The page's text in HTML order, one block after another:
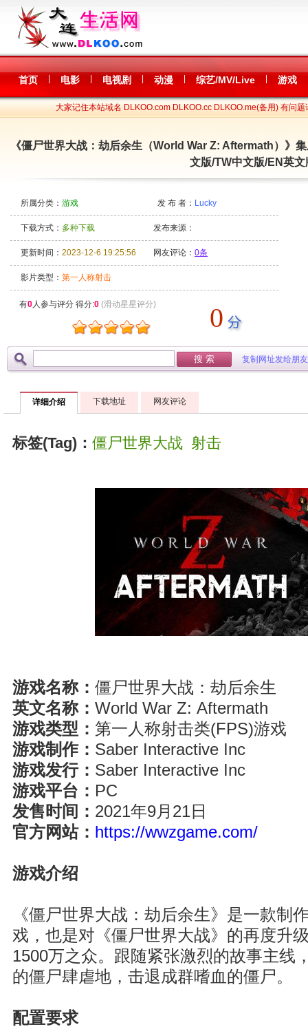
首页 电影 电视剧 动漫 综艺/MV/Live 游戏
大家记住本站域名 DLKOO.com DLKOO.cc DLKOO.me(备用) 有问题
《僵尸世界大战：劫后余生（World War Z: Aftermath）》
文版/TW中文版/EN英文
所属分类： 游戏 发 布 者： Lucky
下载方式： 多种下载 发布来源：
更新时间： 2023-12-6 19:25:56 网友评论： 0条
影片类型： 第一人称射击
有0人参与评分 得分:0 (滑动星星评分) 0
复制网址发给朋友
详细介绍 下载地址 网友评论
标签(Tag)： 僵尸世界大战 射击
游戏名称： 僵尸世界大战：劫后余生
英文名称： World War Z: Aftermath
游戏类型： 第一人称射击类(FPS)游戏
游戏制作： Saber Interactive Inc
游戏发行： Saber Interactive Inc
游戏平台： PC
发售时间： 2021年9月21日
官方网站： https://wwzgame.com/
游戏介绍
《僵尸世界大战：劫后余生》是一款制
戏，也是对《僵尸世界大战》的再度升
1500万之众。跟随紧张激烈的故事主线
的僵尸肆虐地，击退成群嗜血的僵尸。
配置要求